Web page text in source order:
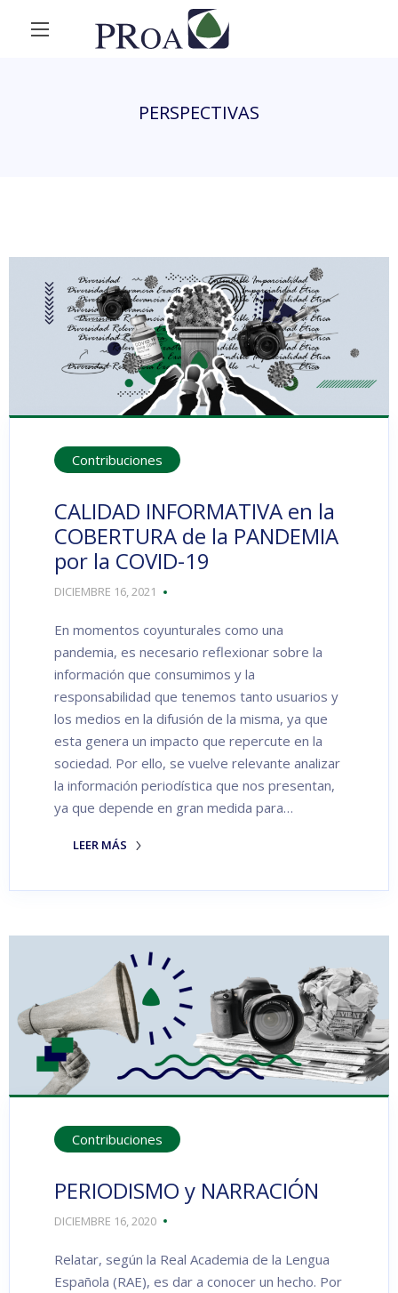
PERSPECTIVAS
Contribuciones
CALIDAD INFORMATIVA en la
COBERTURA de la PANDEMIA
por la COVID-19
DICIEMBRE 16, 2021
En momentos coyunturales como una
pandemia, es necesario reflexionar sobre la
información que consumimos y la
responsabilidad que tenemos tanto usuarios y
los medios en la difusión de la misma, ya que
esta genera un impacto que repercute en la
sociedad. Por ello, se vuelve relevante analizar
la información periodística que nos presentan,
ya que depende en gran medida para…
LEER MÁS
Contribuciones
PERIODISMO y NARRACIÓN
DICIEMBRE 16, 2020
Relatar, según la Real Academia de la Lengua
Española (RAE), es dar a conocer un hecho. Por